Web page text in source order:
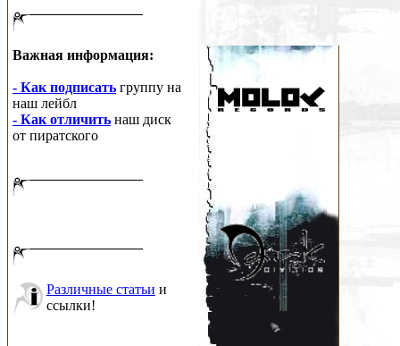
Важная информация:
- Как подписать группу на
наш лейбл
- Как отличить наш диск
от пиратского
Различные статьи и
ссылки!